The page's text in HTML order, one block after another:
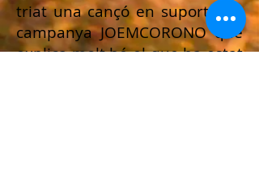
triat una cançó en suport a la
campanya JOEMCORONO que
explica molt bé el que ha estat